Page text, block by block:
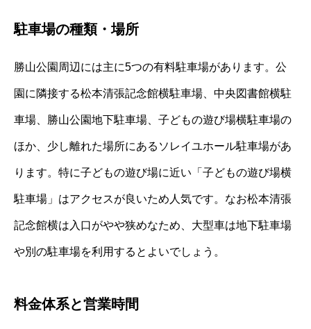
駐車場の種類・場所
勝山公園周辺には主に5つの有料駐車場があります。公
園に隣接する松本清張記念館横駐車場、中央図書館横駐
車場、勝山公園地下駐車場、子どもの遊び場横駐車場の
ほか、少し離れた場所にあるソレイユホール駐車場があ
ります。特に子どもの遊び場に近い「子どもの遊び場横
駐車場」はアクセスが良いため人気です。なお松本清張
記念館横は入口がやや狭めなため、大型車は地下駐車場
や別の駐車場を利用するとよいでしょう。
料金体系と営業時間